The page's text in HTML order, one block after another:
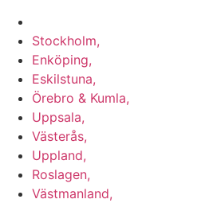
Stockholm,
Enköping,
Eskilstuna,
Örebro & Kumla,
Uppsala,
Västerås,
Uppland,
Roslagen,
Västmanland,